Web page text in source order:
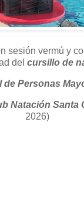
sesión vermú y
del cursillo de
de Personas
Natación Santa
2026)